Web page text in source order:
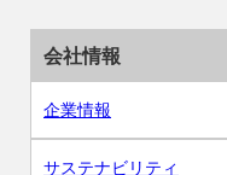
会社情報
企業情報
サステナビリティ